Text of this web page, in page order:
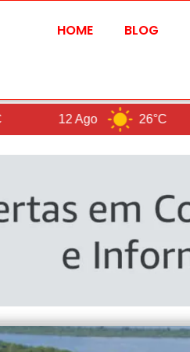
HOME BLOG
26°C 13 Ago